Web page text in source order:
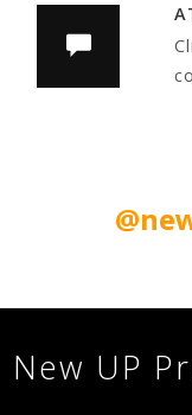
New UP